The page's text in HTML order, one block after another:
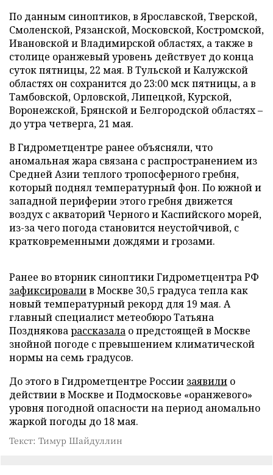
По данным синоптиков, в Ярославской, Тверской,
Смоленской, Рязанской, Московской, Костромской,
Ивановской и Владимирской областях, а также в
столице оранжевый уровень действует до конца
суток пятницы, 22 мая. В Тульской и Калужской
областях он сохранится до 23:00 мск пятницы, а в
Тамбовской, Орловской, Липецкой, Курской,
Воронежской, Брянской и Белгородской областях –
до утра четверга, 21 мая.
В Гидрометцентре ранее объясняли, что
аномальная жара связана с распространением из
Средней Азии теплого тропосферного гребня,
который поднял температурный фон. По южной и
западной периферии этого гребня движется
воздух с акваторий Черного и Каспийского морей,
из-за чего погода становится неустойчивой, с
кратковременными дождями и грозами.
Ранее во вторник синоптики Гидрометцентра РФ
зафиксировалив Москве 30,5 градуса тепла как
новый температурный рекорд для 19 мая. А
главный специалист метеобюро Татьяна
Поздняковарассказала о предстоящей в Москве
знойной погоде с превышением климатической
нормы на семь градусов.
До этого в Гидрометцентре России заявили о
действии в Москве и Подмосковье «оранжевого»
уровня погодной опасности на период аномально
жаркой погоды до 18 мая.
Текст: Тимур Шайдуллин